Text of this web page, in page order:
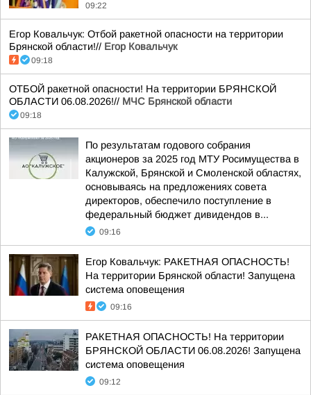
09:22
Егор Ковальчук: Отбой ракетной опасности на территории
Брянской области!// Егор Ковальчук
09:18
ОТБОЙ ракетной опасности! На территории БРЯНСКОЙ
ОБЛАСТИ 06.08.2026!// МЧС Брянской области
09:18
По результатам годового собрания
акционеров за 2025 год МТУ Росимущества в
Калужской, Брянской и Смоленской областях,
основываясь на предложениях совета
директоров, обеспечило поступление в
федеральный бюджет дивидендов в...
09:16
Егор Ковальчук: РАКЕТНАЯ ОПАСНОСТЬ!
На территории Брянской области! Запущена
система оповещения
09:16
РАКЕТНАЯ ОПАСНОСТЬ! На территории
БРЯНСКОЙ ОБЛАСТИ 06.08.2026! Запущена
система оповещения
09:12